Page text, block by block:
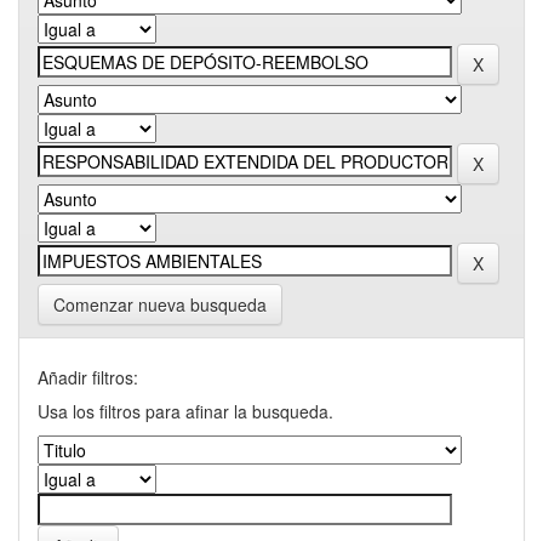
Comenzar nueva busqueda
Añadir filtros:
Usa los filtros para afinar la busqueda.